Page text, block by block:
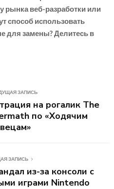
рынка веб-разработки или
способ использовать
для замены? Делитесь в
ЗАПИСЬ
на рогалик The
по «Ходячим
ЗАПИСЬ
из-за консоли с
играми Nintendo